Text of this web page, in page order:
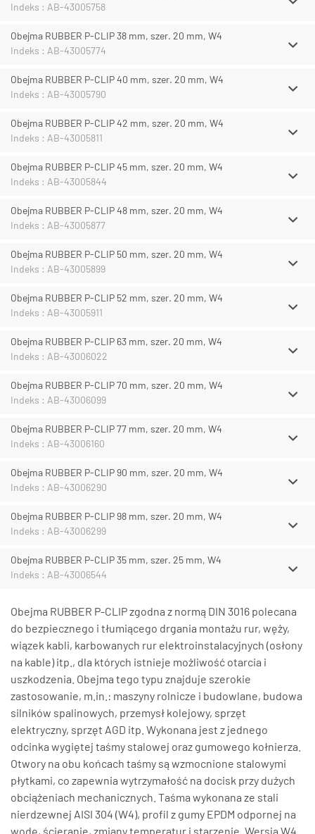
Indeks : AB-43005758
Obejma RUBBER P-CLIP 38 mm, szer. 20 mm, W4
Indeks : AB-43005774
Obejma RUBBER P-CLIP 40 mm, szer. 20 mm, W4
Indeks : AB-43005790
Obejma RUBBER P-CLIP 42 mm, szer. 20 mm, W4
Indeks : AB-43005811
Obejma RUBBER P-CLIP 45 mm, szer. 20 mm, W4
Indeks : AB-43005844
Obejma RUBBER P-CLIP 48 mm, szer. 20 mm, W4
Indeks : AB-43005877
Obejma RUBBER P-CLIP 50 mm, szer. 20 mm, W4
Indeks : AB-43005899
Obejma RUBBER P-CLIP 52 mm, szer. 20 mm, W4
Indeks : AB-43005911
Obejma RUBBER P-CLIP 63 mm, szer. 20 mm, W4
Indeks : AB-43006022
Obejma RUBBER P-CLIP 70 mm, szer. 20 mm, W4
Indeks : AB-43006099
Obejma RUBBER P-CLIP 77 mm, szer. 20 mm, W4
Indeks : AB-43006160
Obejma RUBBER P-CLIP 90 mm, szer. 20 mm, W4
Indeks : AB-43006290
Obejma RUBBER P-CLIP 98 mm, szer. 20 mm, W4
Indeks : AB-43006299
Obejma RUBBER P-CLIP 35 mm, szer. 25 mm, W4
Indeks : AB-43006544
Obejma RUBBER P-CLIP zgodna z normą DIN 3016 polecana
do bezpiecznego i tłumiącego drgania montażu rur, węży,
wiązek kabli, karbowanych rur elektroinstalacyjnych (osłony
na kable) itp., dla których istnieje możliwość otarcia i
uszkodzenia. Obejma tego typu znajduje szerokie
zastosowanie, m.in.: maszyny rolnicze i budowlane, budowa
silników spalinowych, przemysł kolejowy, sprzęt
elektryczny, sprzęt AGD itp. Wykonana jest z jednego
odcinka wygiętej taśmy stalowej oraz gumowego kołnierza.
Otwory na obu końcach taśmy są wzmocnione stalowymi
płytkami, co zapewnia wytrzymałość na docisk przy dużych
obciążeniach mechanicznych. Taśma wykonana ze stali
nierdzewnej AISI 304 (W4), profil z gumy EPDM odpornej na
wodę, ścieranie, zmiany temperatur i starzenie. Wersja W4